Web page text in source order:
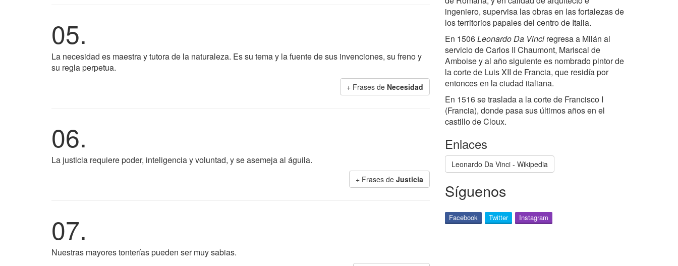
05.
La necesidad es maestra y tutora de la naturaleza. Es su tema y la fuente de sus invenciones, su freno y
su regla perpetua.
+ Frases de Necesidad
06.
La justicia requiere poder, inteligencia y voluntad, y se asemeja al águila.
+ Frases de Justicia
07.
Nuestras mayores tonterías pueden ser muy sabias.
ingeniero, supervisa las obras en las fortalezas de
los territorios papales del centro de Italia.
En 1506Leonardo Da Vinci regresa a Milán al
servicio de Carlos II Chaumont, Mariscal de
Amboise y al año siguiente es nombrado pintor de
la corte de Luis XII de Francia, que residía por
entonces en la ciudad italiana.
En 1516 se traslada a la corte de Francisco I
(Francia), donde pasa sus últimos años en el
castillo de Cloux.
Enlaces
Leonardo Da Vinci - Wikipedia
Síguenos
Facebook Twitter Instagram